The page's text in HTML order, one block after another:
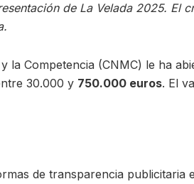
de La Velada 2025. El
la Competencia (CNMC) le ha
30.000 y 750.000 euros. El
de transparencia publicitaria